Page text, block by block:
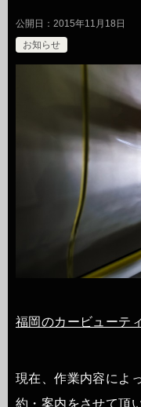
公開日： 2015年11月18日
お知らせ
福岡のカービューテ
現在、作業内容によ
約・案内をさせて頂